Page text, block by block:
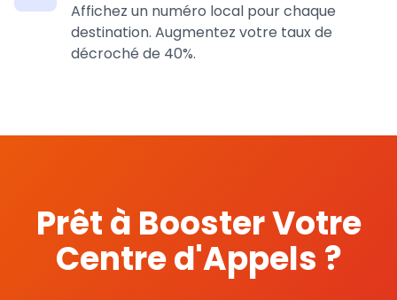
Affichez un numéro local pour chaque
destination. Augmentez votre taux de
décroché de 40%.
Prêt à Booster Votre
Centre d'Appels ?